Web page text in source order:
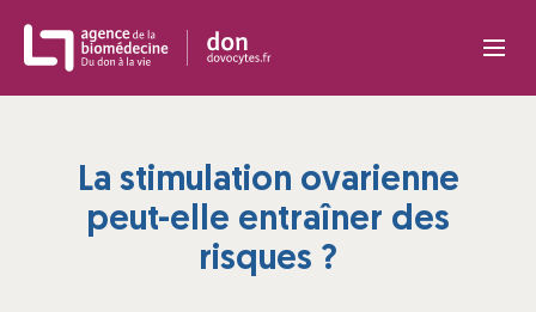
La stimulation ovarienne
peut-elle entraîner des
risques ?